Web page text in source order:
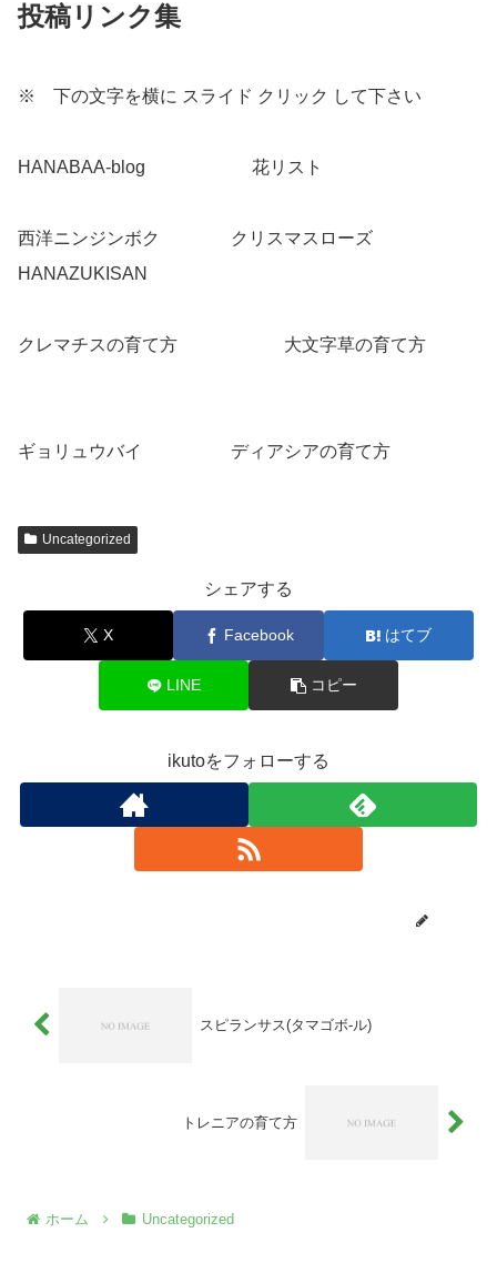
投稿リンク集
※ 下の文字を横に スライド クリック して下さい
HANABAA-blog 花リスト
西洋ニンジンボク クリスマスローズ
HANAZUKISAN
クレマチスの育て方 大文字草の育て方
ギョリュウバイ ディアシアの育て方
Uncategorized
シェアする
X Facebook はてブ
LINE コピー
ikutoをフォローする
スピランサス(タマゴボ-ル)
トレニアの育て方
ホーム Uncategorized